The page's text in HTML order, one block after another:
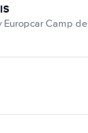
Europcar Camp